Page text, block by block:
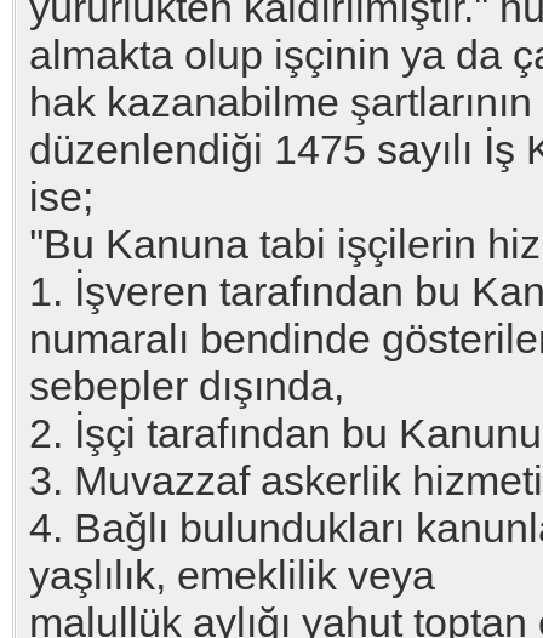
almakta olup işçinin ya da
hak kazanabilme şartlarının
düzenlendiği 1475 sayılı
ise;
''Bu Kanuna tabi işçilerin
1. İşveren tarafından bu
numaralı bendinde
sebepler dışında,
2. İşçi tarafından bu
3. Muvazzaf askerlik hizmeti
4. Bağlı bulundukları
yaşlılık, emeklilik veya
malullük aylığı yahut